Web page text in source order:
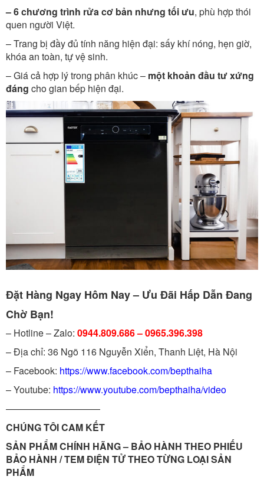
– 6 chương trình rửa cơ bản nhưng tối ưu, phù hợp thói
quen người Việt.
– Trang bị đầy đủ tính năng hiện đại: sấy khí nóng, hẹn giờ,
khóa an toàn, tự vệ sinh.
– Giá cả hợp lý trong phân khúc – một khoản đầu tư xứng
đáng cho gian bếp hiện đại.
Đặt Hàng Ngay Hôm Nay – Ưu Đãi Hấp Dẫn Đang
Chờ Bạn!
– Hotline – Zalo: 0944.809.686 – 0965.396.398
– Địa chỉ: 36 Ngõ 116 Nguyễn Xiển, Thanh Liệt, Hà Nội
– Facebook: https://www.facebook.com/bepthaiha
– Youtube: https://www.youtube.com/bepthaiha/video
——————————
CHÚNG TÔI CAM KẾT
SẢN PHẨM CHÍNH HÃNG – BẢO HÀNH THEO PHIẾU
BẢO HÀNH / TEM ĐIỆN TỬ THEO TỪNG LOẠI SẢN
PHẨM